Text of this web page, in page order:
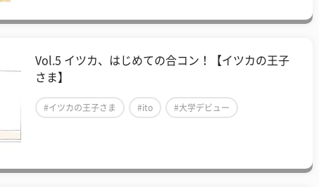
Vol.5 イツカ、はじめての合コン！【イツカの王子
さま】
#イツカの王子さま #ito #大学デビュー